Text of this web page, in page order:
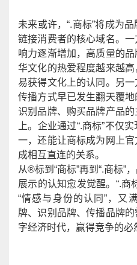
未来或许，“.商标”将成为
链接消费者的核心域名。一
响力逐渐增加，高质量的
华文化的热爱程度越来越高
易获得文化上的认同 。另一
传播方式早已发生翻天覆地
识别品牌、购买品牌产品
上。 企业通过“.商标”不仅
一，还能让商标成为网上
成相互直连的关系。
从®标到“商标”再到“.商标”
展示的认知愈发觉醒。 “.商
“情感与身份的认同”，又
牌、识别品牌、传播品牌
字经济时代，赢得竞争的必